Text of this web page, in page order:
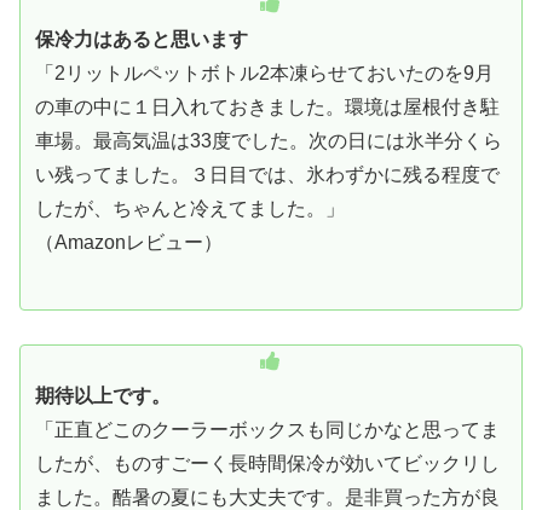
保冷力はあると思います
「2リットルペットボトル2本凍らせておいたのを9月
の車の中に１日入れておきました。環境は屋根付き駐
車場。最高気温は33度でした。次の日には氷半分くら
い残ってました。３日目では、氷わずかに残る程度で
したが、ちゃんと冷えてました。」
（Amazonレビュー）
期待以上です。
「正直どこのクーラーボックスも同じかなと思ってま
したが、ものすごーく長時間保冷が効いてビックリし
ました。酷暑の夏にも大丈夫です。是非買った方が良